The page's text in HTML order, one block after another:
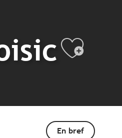
En bref